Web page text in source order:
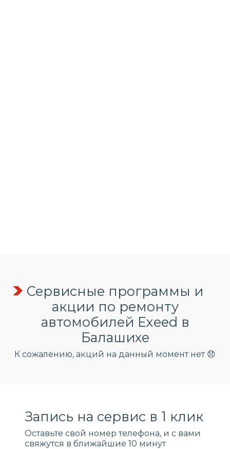
Сервисные программы и
акции по ремонту
автомобилей Exeed в
Балашихе
К сожалению, акций на данный момент нет 😞
Запись на сервис в 1 клик
Оставьте свой номер телефона, и c вами
свяжутся в ближайшие 10 минут